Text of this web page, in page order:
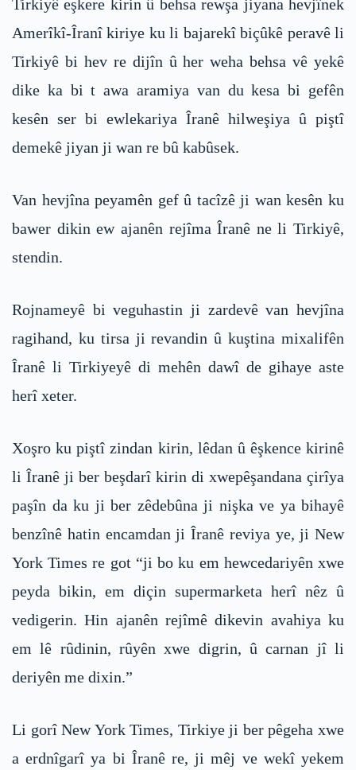
Tirkiyê eşkere kirin û behsa rewşa jiyana hevjînek
Amerîkî-Îranî kiriye ku li bajarekî biçûkê peravê li
Tirkiyê bi hev re dijîn û her weha behsa vê yekê
dike ka bi t awa aramiya van du kesa bi gefên
kesên ser bi ewlekariya Îranê hilweşiya û piştî
demekê jiyan ji wan re bû kabûsek.
Van hevjîna peyamên gef û tacîzê ji wan kesên ku
bawer dikin ew ajanên rejîma Îranê ne li Tirkiyê,
stendin.
Rojnameyê bi veguhastin ji zardevê van hevjîna
ragihand, ku tirsa ji revandin û kuştina mixalifên
Îranê li Tirkiyeyê di mehên dawî de gihaye aste
herî xeter.
Xoşro ku piştî zindan kirin, lêdan û êşkence kirinê
li Îranê ji ber beşdarî kirin di xwepêşandana çirîya
paşîn da ku ji ber zêdebûna ji nişka ve ya bihayê
benzînê hatin encamdan ji Îranê reviya ye, ji New
York Times re got “ji bo ku em hewcedariyên xwe
peyda bikin, em diçin supermarketa herî nêz û
vedigerin. Hin ajanên rejîmê dikevin avahiya ku
em lê rûdinin, rûyên xwe digrin, û carnan jî li
deriyên me dixin.”
Li gorî New York Times, Tirkiye ji ber pêgeha xwe
a erdnîgarî ya bi Îranê re, ji mêj ve wekî yekem